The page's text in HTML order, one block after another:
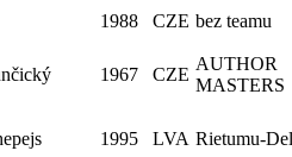
1988 CZE bez teamu
1967 CZE
AUTHOR
MASTERS
1995 LVA Rietumu-